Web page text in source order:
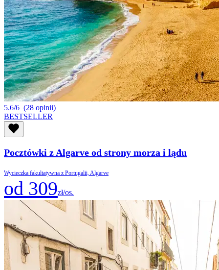
5.6/6 (28 opinii)
BESTSELLER
Pocztówki z Algarve od strony morza i lądu
Wycieczka fakultatywna z Portugalii, Algarve
od 309zł/os.